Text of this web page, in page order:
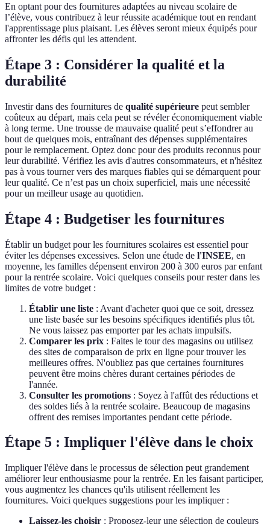
En optant pour des fournitures adaptées au niveau scolaire de
l’élève, vous contribuez à leur réussite académique tout en rendant
l'apprentissage plus plaisant. Les élèves seront mieux équipés pour
affronter les défis qui les attendent.
Étape 3 : Considérer la qualité et la
durabilité
Investir dans des fournitures de qualité supérieure peut sembler
coûteux au départ, mais cela peut se révéler économiquement viable
à long terme. Une trousse de mauvaise qualité peut s’effondrer au
bout de quelques mois, entraînant des dépenses supplémentaires
pour le remplacement. Optez donc pour des produits reconnus pour
leur durabilité. Vérifiez les avis d'autres consommateurs, et n'hésitez
pas à vous tourner vers des marques fiables qui se démarquent pour
leur qualité. Ce n’est pas un choix superficiel, mais une nécessité
pour un meilleur usage au quotidien.
Étape 4 : Budgetiser les fournitures
Établir un budget pour les fournitures scolaires est essentiel pour
éviter les dépenses excessives. Selon une étude de l'INSEE, en
moyenne, les familles dépensent environ 200 à 300 euros par enfant
pour la rentrée scolaire. Voici quelques conseils pour rester dans les
limites de votre budget :
Établir une liste : Avant d'acheter quoi que ce soit, dressez
une liste basée sur les besoins spécifiques identifiés plus tôt.
Ne vous laissez pas emporter par les achats impulsifs.
Comparer les prix : Faites le tour des magasins ou utilisez
des sites de comparaison de prix en ligne pour trouver les
meilleures offres. N'oubliez pas que certaines fournitures
peuvent être moins chères durant certaines périodes de
l'année.
Consulter les promotions : Soyez à l'affût des réductions et
des soldes liés à la rentrée scolaire. Beaucoup de magasins
offrent des remises importantes pendant cette période.
Étape 5 : Impliquer l'élève dans le choix
Impliquer l'élève dans le processus de sélection peut grandement
améliorer leur enthousiasme pour la rentrée. En les faisant participer,
vous augmentez les chances qu'ils utilisent réellement les
fournitures. Voici quelques suggestions pour les impliquer :
Laissez-les choisir : Proposez-leur une sélection de couleurs